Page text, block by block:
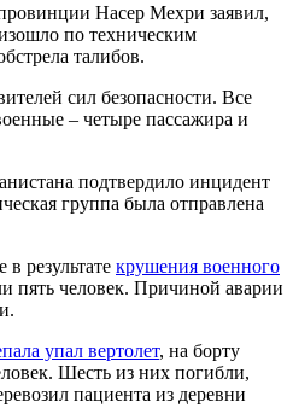
Насер Мехри заявил,
по техническим
талибов.
сил безопасности. Все
– четыре пассажира и
подтвердило инцидент
группа была отправлена
результате крушения военного
пять человек. Причиной аварии
упал вертолет, на борту
Шесть из них погибли,
пациента из деревни